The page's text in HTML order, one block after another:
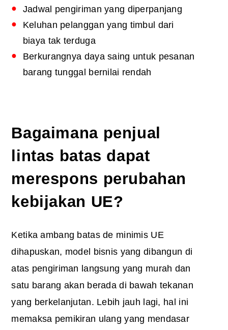
Jadwal pengiriman yang diperpanjang
Keluhan pelanggan yang timbul dari
biaya tak terduga
Berkurangnya daya saing untuk pesanan
barang tunggal bernilai rendah
Bagaimana penjual
lintas batas dapat
merespons perubahan
kebijakan UE?
Ketikaambang batas de minimis UE
dihapuskan, model bisnis yang dibangun di
atas pengiriman langsung yang murah dan
satu barang akan berada di bawah tekanan
yang berkelanjutan. Lebih jauh lagi, hal ini
memaksa pemikiran ulang yang mendasar